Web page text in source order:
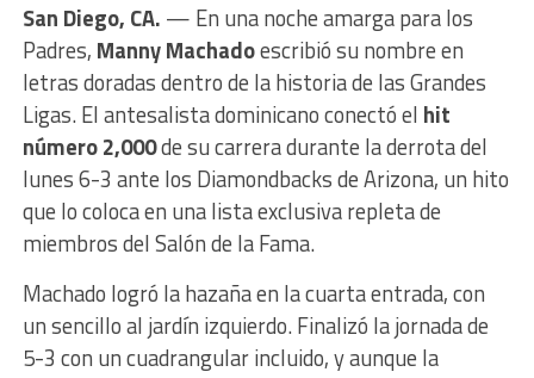
San Diego, CA. — En una noche amarga para los
Padres, Manny Machadoescribió su nombre en
letras doradas dentro de la historia de las Grandes
Ligas. El antesalista dominicano conectó el hit
número 2,000de su carrera durante la derrota del
lunes 6-3 ante los Diamondbacks de Arizona, un hito
que lo coloca en una lista exclusiva repleta de
miembros del Salón de la Fama.
Machado logró la hazaña en la cuarta entrada, con
un sencillo al jardín izquierdo. Finalizó la jornada de
5-3 con un cuadrangular incluido, y aunque la